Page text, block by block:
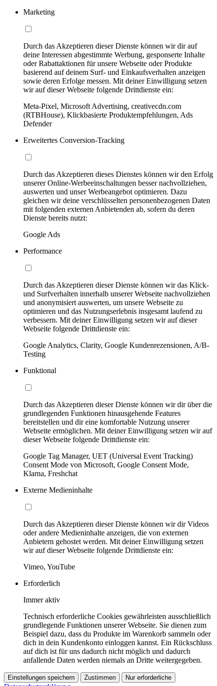
Marketing
Durch das Akzeptieren dieser Dienste können wir dir auf
deine Interessen abgestimmte Werbung, gesponserte Inhalte
oder Rabattaktionen für unsere Webseite oder Produkte
basierend auf deinem Surf- und Einkaufsverhalten anzeigen
sowie deren Erfolge messen. Mit deiner Einwilligung setzen
wir auf dieser Webseite folgende Drittdienste ein:
Meta-Pixel, Microsoft Advertising, creativecdn.com
(RTBHouse), Klickbasierte Produktempfehlungen, Ads
Defender
Erweitertes Conversion-Tracking
Durch das Akzeptieren dieses Dienstes können wir den Erfolg
unserer Online-Werbeeinschaltungen besser nachvollziehen,
auswerten und unser Werbeangebot optimieren. Dazu
gleichen wir deine verschlüsselten personenbezogenen Daten
mit folgenden externen Anbietenden ab, sofern du deren
Dienste bereits nutzt:
Google Ads
Performance
Durch das Akzeptieren dieser Dienste können wir das Klick-
und Surfverhalten innerhalb unserer Webseite nachvollziehen
und anonymisiert auswerten, um unsere Webseite zu
optimieren und das Nutzungserlebnis insgesamt laufend zu
verbessern. Mit deiner Einwilligung setzen wir auf dieser
Webseite folgende Drittdienste ein:
Google Analytics, Clarity, Google Kundenrezensionen, A/B-
Testing
Funktional
Durch das Akzeptieren dieser Dienste können wir dir über die
grundlegenden Funktionen hinausgehende Features
bereitstellen und dir eine komfortable Nutzung unserer
Webseite ermöglichen. Mit deiner Einwilligung setzen wir auf
dieser Webseite folgende Drittdienste ein:
Google Tag Manager, UET (Universal Event Tracking)
Consent Mode von Microsoft, Google Consent Mode,
Klarna, Freshchat
Externe Medieninhalte
Durch das Akzeptieren dieser Dienste können wir dir Videos
oder andere Medieninhalte anzeigen, die von externen
Anbietern gehostet werden. Mit deiner Einwilligung setzen
wir auf dieser Webseite folgende Drittdienste ein:
Vimeo, YouTube
Erforderlich
Immer aktiv
Technisch erforderliche Cookies gewährleisten ausschließlich
grundlegende Funktionen unserer Webseite. Sie dienen zum
Beispiel dazu, dass du Produkte im Warenkorb sammeln oder
dich in dein Kundenkonto einloggen kannst. Ein Rückschluss
auf dich ist für uns dadurch nicht möglich und dadurch
anfallende Daten werden niemals an Dritte weitergegeben.
Einstellungen speichern Zustimmen Nur erforderliche